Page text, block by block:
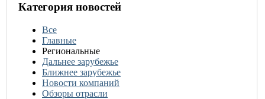
Категория новостей
Все
Главные
Региональные
Дальнее зарубежье
Ближнее зарубежье
Новости компаний
Обзоры отрасли